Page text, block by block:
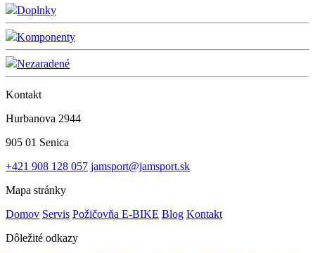
Doplnky
Komponenty
Nezaradené
Kontakt
Hurbanova 2944
905 01 Senica
+421 908 128 057 jamsport@jamsport.sk
Mapa stránky
Domov Servis Požičovňa E-BIKE Blog Kontakt
Dôležité odkazy